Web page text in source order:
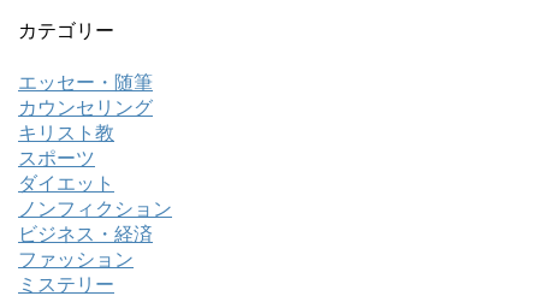
カテゴリー
エッセー・随筆
カウンセリング
キリスト教
スポーツ
ダイエット
ノンフィクション
ビジネス・経済
ファッション
ミステリー